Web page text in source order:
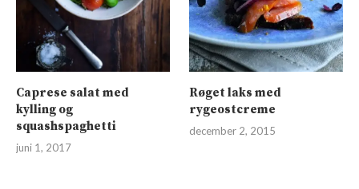
Caprese salat med
kylling og
squashspaghetti
juni 1, 2017
Røget laks med
rygeostcreme
december 2, 2015